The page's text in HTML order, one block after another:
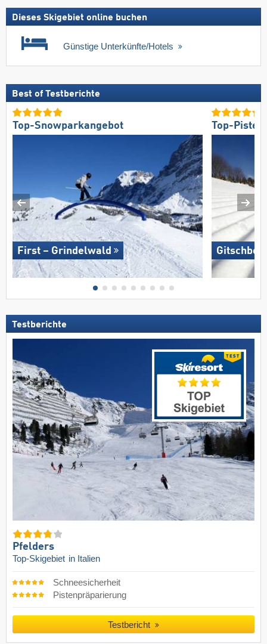
Dieses Skigebiet online buchen
Günstige Unterkünfte/Hotels
Best of Testberichte
Top-Snowparkangebot
First – Grindelwald
Top-
Testberichte
Pfelders
Top-Skigebiet in Italien
Schneesicherheit
Pistenpräparierung
Testbericht